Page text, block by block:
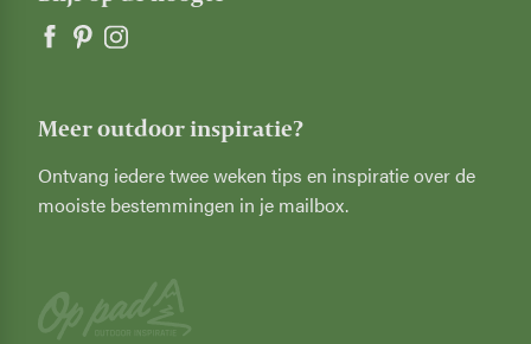
Meer outdoor inspiratie?
Ontvang iedere twee weken tips en inspiratie over de
mooiste bestemmingen in je mailbox.